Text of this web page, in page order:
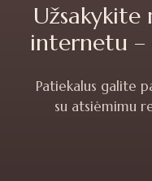
Užsakykite
internetu –
Patiekalus galite
su atsiėmimu